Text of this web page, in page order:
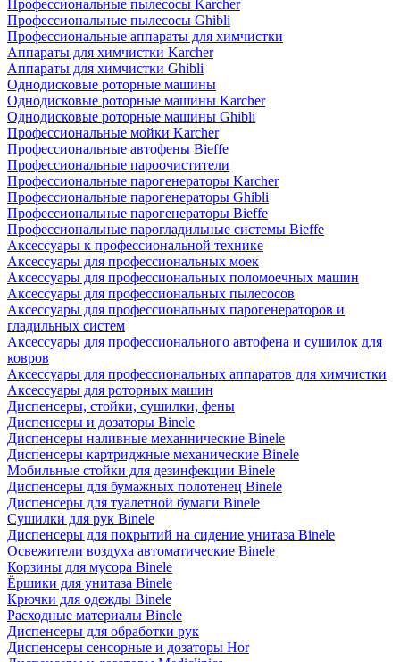
Профессиональные пылесосы Karcher
Профессиональные пылесосы Ghibli
Профессиональные аппараты для химчистки
Аппараты для химчистки Karcher
Аппараты для химчистки Ghibli
Однодисковые роторные машины
Однодисковые роторные машины Karcher
Однодисковые роторные машины Ghibli
Профессиональные мойки Karcher
Профессиональные автофены Bieffe
Профессиональные пароочистители
Профессиональные парогенераторы Karcher
Профессиональные парогенераторы Ghibli
Профессиональные парогенераторы Bieffe
Профессиональные парогладильные системы Bieffe
Аксессуары к профессиональной технике
Аксессуары для профессиональных моек
Аксессуары для профессиональных поломоечных машин
Аксессуары для профессиональных пылесосов
Аксессуары для профессиональных парогенераторов и
гладильных систем
Аксессуары для профессионального автофена и сушилок для
ковров
Аксессуары для профессиональных аппаратов для химчистки
Аксессуары для роторных машин
Диспенсеры, стойки, сушилки, фены
Диспенсеры и дозаторы Binele
Диспенсеры наливные механнические Binele
Диспенсеры картриджные механические Binele
Мобильные стойки для дезинфекции Binele
Диспенсеры для бумажных полотенец Binele
Диспенсеры для туалетной бумаги Binele
Сушилки для рук Binele
Диспенсеры для покрытий на сидение унитаза Binele
Освежители воздуха автоматические Binele
Корзины для мусора Binele
Ёршики для унитаза Binele
Крючки для одежды Binele
Расходные материалы Binele
Диспенсеры для обработки рук
Диспенсеры сенсорные и дозаторы Hor